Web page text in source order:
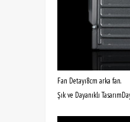
Fan Detayı8cm arka fan.
Şık ve Dayanıklı